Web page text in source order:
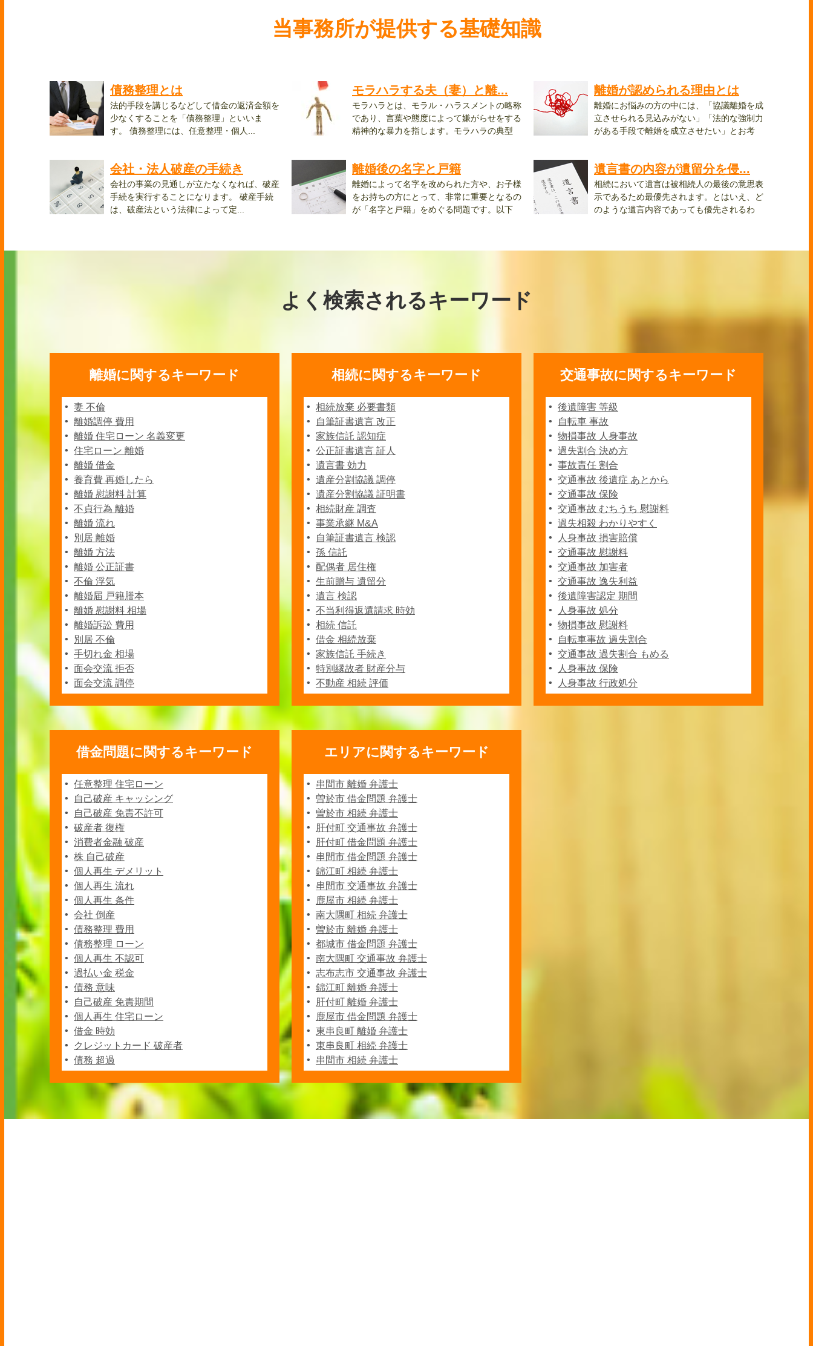
当事務所が提供する基礎知識
債務整理とは
法的手段を講じるなどして借金の返済金額を
少なくすることを「債務整理」といいま
す。 債務整理には、任意整理・個人...
モラハラする夫（妻）と離...
モラハラとは、モラル・ハラスメントの略称
であり、言葉や態度によって嫌がらせをする
精神的な暴力を指します。モラハラの典型
離婚が認められる理由とは
離婚にお悩みの方の中には、「協議離婚を成
立させられる見込みがない」「法的な強制力
がある手段で離婚を成立させたい」とお考
会社・法人破産の手続き
会社の事業の見通しが立たなくなれば、破産
手続を実行することになります。 破産手続
は、破産法という法律によって定...
離婚後の名字と戸籍
離婚によって名字を改められた方や、お子様
をお持ちの方にとって、非常に重要となるの
が「名字と戸籍」をめぐる問題です。以下
遺言書の内容が遺留分を侵...
相続において遺言は被相続人の最後の意思表
示であるため最優先されます。とはいえ、ど
のような遺言内容であっても優先されるわ
よく検索されるキーワード
離婚に関するキーワード
妻 不倫
離婚調停 費用
離婚 住宅ローン 名義変更
住宅ローン 離婚
離婚 借金
養育費 再婚したら
離婚 慰謝料 計算
不貞行為 離婚
離婚 流れ
別居 離婚
離婚 方法
離婚 公正証書
不倫 浮気
離婚届 戸籍謄本
離婚 慰謝料 相場
離婚訴訟 費用
別居 不倫
手切れ金 相場
面会交流 拒否
面会交流 調停
相続に関するキーワード
相続放棄 必要書類
自筆証書遺言 改正
家族信託 認知症
公正証書遺言 証人
遺言書 効力
遺産分割協議 調停
遺産分割協議 証明書
相続財産 調査
事業承継 M&A
自筆証書遺言 検認
孫 信託
配偶者 居住権
生前贈与 遺留分
遺言 検認
不当利得返還請求 時効
相続 信託
借金 相続放棄
家族信託 手続き
特別縁故者 財産分与
不動産 相続 評価
交通事故に関するキーワード
後遺障害 等級
自転車 事故
物損事故 人身事故
過失割合 決め方
事故責任 割合
交通事故 後遺症 あとから
交通事故 保険
交通事故 むちうち 慰謝料
過失相殺 わかりやすく
人身事故 損害賠償
交通事故 慰謝料
交通事故 加害者
交通事故 逸失利益
後遺障害認定 期間
人身事故 処分
物損事故 慰謝料
自転車事故 過失割合
交通事故 過失割合 もめる
人身事故 保険
人身事故 行政処分
借金問題に関するキーワード
任意整理 住宅ローン
自己破産 キャッシング
自己破産 免責不許可
破産者 復権
消費者金融 破産
株 自己破産
個人再生 デメリット
個人再生 流れ
個人再生 条件
会社 倒産
債務整理 費用
債務整理 ローン
個人再生 不認可
過払い金 税金
債務 意味
自己破産 免責期間
個人再生 住宅ローン
借金 時効
クレジットカード 破産者
債務 超過
エリアに関するキーワード
串間市 離婚 弁護士
曽於市 借金問題 弁護士
曽於市 相続 弁護士
肝付町 交通事故 弁護士
肝付町 借金問題 弁護士
串間市 借金問題 弁護士
錦江町 相続 弁護士
串間市 交通事故 弁護士
鹿屋市 相続 弁護士
南大隅町 相続 弁護士
曽於市 離婚 弁護士
都城市 借金問題 弁護士
南大隅町 交通事故 弁護士
志布志市 交通事故 弁護士
錦江町 離婚 弁護士
肝付町 離婚 弁護士
鹿屋市 借金問題 弁護士
東串良町 離婚 弁護士
東串良町 相続 弁護士
串間市 相続 弁護士